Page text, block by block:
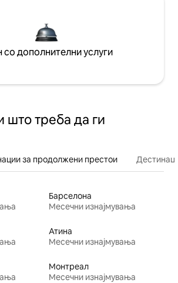
со дополнителни услуги
што треба да ги
за продолжени престои
Барселона
Месечни изнајмувања
Атина
Месечни изнајмувања
Монтреал
Месечни изнајмувања